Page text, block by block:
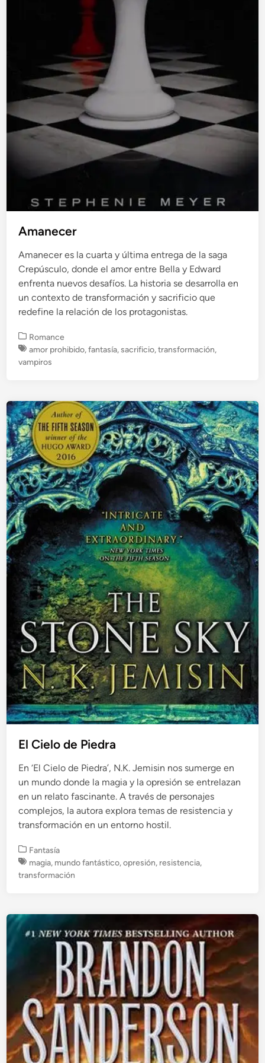
Amanecer
Amanecer es la cuarta y última entrega de la saga
Crepúsculo, donde el amor entre Bella y Edward
enfrenta nuevos desafíos. La historia se desarrolla en
un contexto de transformación y sacrificio que
redefine la relación de los protagonistas.
P
u
b
c
a
d
o
e
n
Romance
amor prohibido,fantasía,sacrificio,transformación,
vampiros
El Cielo de Piedra
En ‘El Cielo de Piedra’, N.K. Jemisin nos sumerge en
un mundo donde la magia y la opresión se entrelazan
en un relato fascinante. A través de personajes
complejos, la autora explora temas de resistencia y
transformación en un entorno hostil.
P
u
b
c
a
Fantasía
magia, mundo fantástico,opresión, resistencia,
transformación